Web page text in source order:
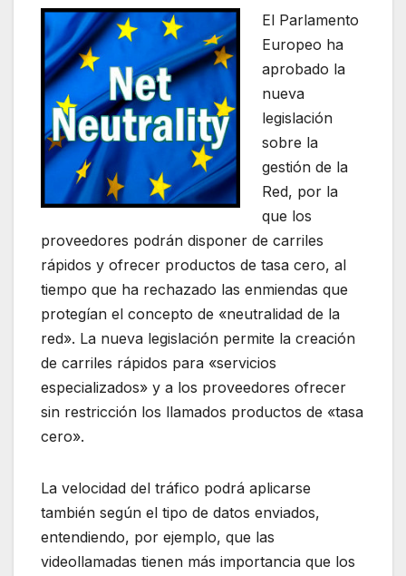
El Parlamento
Europeo ha
aprobado la
nueva
legislación
sobre la
gestión de la
Red, por la
que los
proveedores podrán disponer de carriles
rápidos y ofrecer productos de tasa cero, al
tiempo que ha rechazado las enmiendas que
protegían el concepto de «neutralidad de la
red». La nueva legislación permite la creación
de carriles rápidos para «servicios
especializados» y a los proveedores ofrecer
sin restricción los llamados productos de «tasa
cero».
La velocidad del tráfico podrá aplicarse
también según el tipo de datos enviados,
entendiendo, por ejemplo, que las
videollamadas tienen más importancia que los